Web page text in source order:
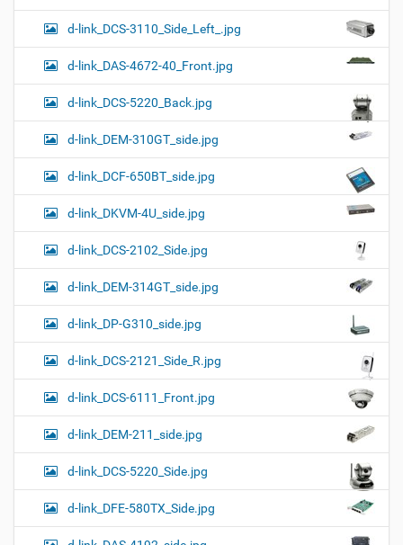
d-link_DCS-3110_Side_Left_.jpg
d-link_DAS-4672-40_Front.jpg
d-link_DCS-5220_Back.jpg
d-link_DEM-310GT_side.jpg
d-link_DCF-650BT_side.jpg
d-link_DKVM-4U_side.jpg
d-link_DCS-2102_Side.jpg
d-link_DEM-314GT_side.jpg
d-link_DP-G310_side.jpg
d-link_DCS-2121_Side_R.jpg
d-link_DCS-6111_Front.jpg
d-link_DEM-211_side.jpg
d-link_DCS-5220_Side.jpg
d-link_DFE-580TX_Side.jpg